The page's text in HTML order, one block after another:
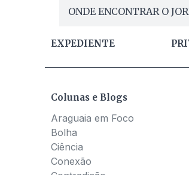
ONDE ENCONTRAR O
EXPEDIENTE
Colunas e Blogs
Araguaia em Foco
Bolha
Ciência
Conexão